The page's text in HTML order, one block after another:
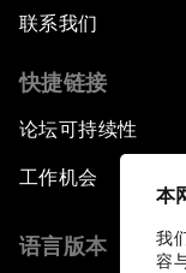
本
我
容
联系我们
快捷链接
论坛可持续性
工作机会
语言版本